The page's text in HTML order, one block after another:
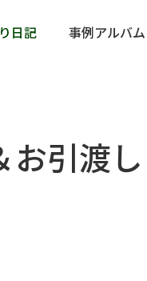
日記 事例アルバム
お引渡し